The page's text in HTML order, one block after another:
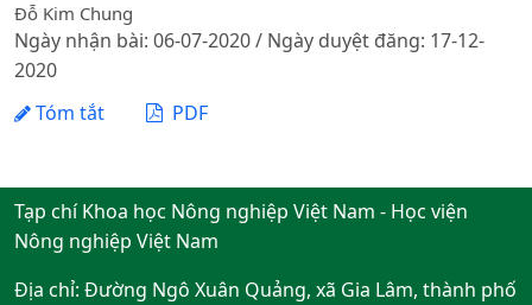
Đỗ Kim Chung
Ngày nhận bài: 06-07-2020 / Ngày duyệt đăng: 17-12-
2020
Tóm tắt
PDF
Tạp chí Khoa học Nông nghiệp Việt Nam - Học viện
Nông nghiệp Việt Nam
Địa chỉ: Đường Ngô Xuân Quảng, xã Gia Lâm, thành phố